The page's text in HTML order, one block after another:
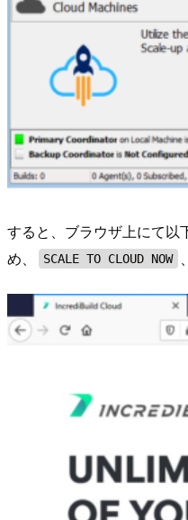
すると、ブラウザ上にて以
め、
SCALE TO CLOUD NOW 、